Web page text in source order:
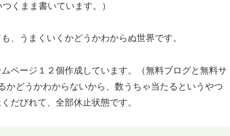
くまま書いています。）
、うまくいくかどうかわからぬ世界です。
ページ１２個作成しています。（無料ブログと無料サ
かどうかわからないから、数うちゃ当たるというやつ
だびれて、全部休止状態です。